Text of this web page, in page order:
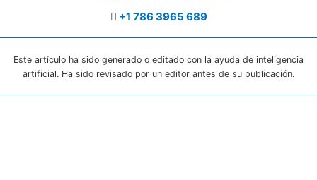
+1 786 3965 689
Este artículo ha sido generado o editado con la ayuda de inteligencia
artificial. Ha sido revisado por un editor antes de su publicación.